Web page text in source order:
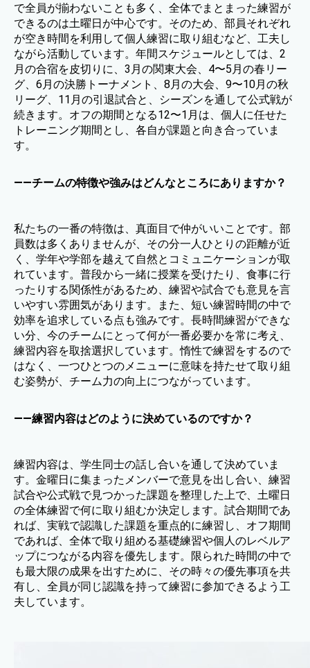
で全員が揃わないことも多く、全体でまとまった練習が
できるのは土曜日が中心です。そのため、部員それぞれ
が空き時間を利用して個人練習に取り組むなど、工夫し
ながら活動しています。年間スケジュールとしては、2
月の合宿を皮切りに、3月の関東大会、4〜5月の春リー
グ、6月の決勝トーナメント、8月の大会、9〜10月の秋
リーグ、11月の引退試合と、シーズンを通して公式戦が
続きます。オフの期間となる12〜1月は、個人に任せた
トレーニング期間とし、各自が課題と向き合っていま
す。
——チームの特徴や強みはどんなところにありますか？
私たちの一番の特徴は、真面目で仲がいいことです。部
員数は多くありませんが、その分一人ひとりの距離が近
く、学年や学部を越えて自然とコミュニケーションが取
れています。普段から一緒に授業を受けたり、食事に行
ったりする関係性があるため、練習や試合でも意見を言
いやすい雰囲気があります。また、短い練習時間の中で
効率を追求している点も強みです。長時間練習ができな
い分、今のチームにとって何が一番必要かを常に考え、
練習内容を取捨選択しています。惰性で練習をするので
はなく、一つひとつのメニューに意味を持たせて取り組
む姿勢が、チーム力の向上につながっています。
——練習内容はどのように決めているのですか？
練習内容は、学生同士の話し合いを通して決めていま
す。金曜日に集まったメンバーで意見を出し合い、練習
試合や公式戦で見つかった課題を整理した上で、土曜日
の全体練習で何に取り組むか決定します。試合期間であ
れば、実戦で認識した課題を重点的に練習し、オフ期間
であれば、全体で取り組める基礎練習や個人のレベルア
ップにつながる内容を優先します。限られた時間の中で
も最大限の成果を出すために、その時々の優先事項を共
有し、全員が同じ認識を持って練習に参加できるよう工
夫しています。